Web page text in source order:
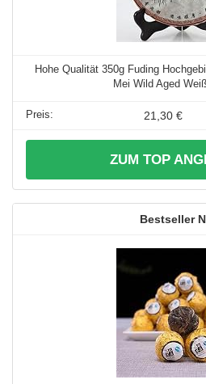
Hohe Qualität 350g Fuding
Mei Wild Aged
21,30 €
ZUM TOP